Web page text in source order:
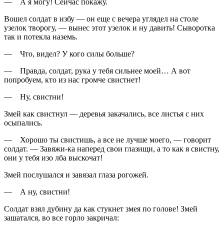
— А я могу! Сейчас покажу.
Вошел солдат в избу — он еще с вечера углядел на столе
узелок творогу, — вынес этот узелок и ну давить! Сыворотка
так и потекла наземь.
— Что, видел? У кого силы больше?
— Правда, солдат, рука у тебя сильнее моей… А вот
попробуем, кто из нас громче свистнет!
— Ну, свистни!
Змей как свистнул — деревья закачались, все листья с них
осыпались.
— Хорошо ты свистишь, а все не лучше моего, — говорит
солдат. — Завяжи-ка наперед свои глазищи, а то как я свистну,
они у тебя изо лба выскочат!
Змей послушался и завязал глаза рогожей.
— А ну, свистни!
Солдат взял дубину да как стукнет змея по голове! Змей
зашатался, во все горло закричал: